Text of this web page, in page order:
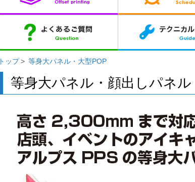
トップ 等身大パネル・大型POP
等身大パネル・顔出しパネル